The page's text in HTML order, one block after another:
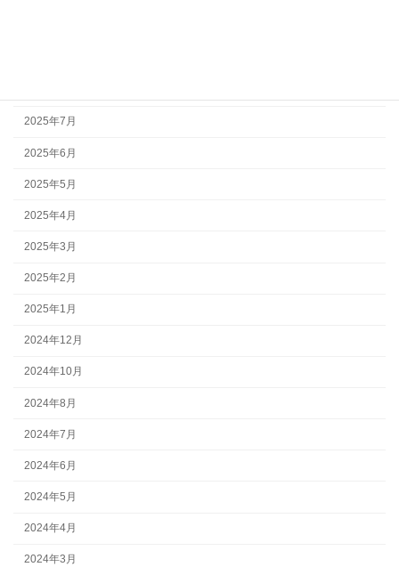
2025年7月
2025年6月
2025年5月
2025年4月
2025年3月
2025年2月
2025年1月
2024年12月
2024年10月
2024年8月
2024年7月
2024年6月
2024年5月
2024年4月
2024年3月